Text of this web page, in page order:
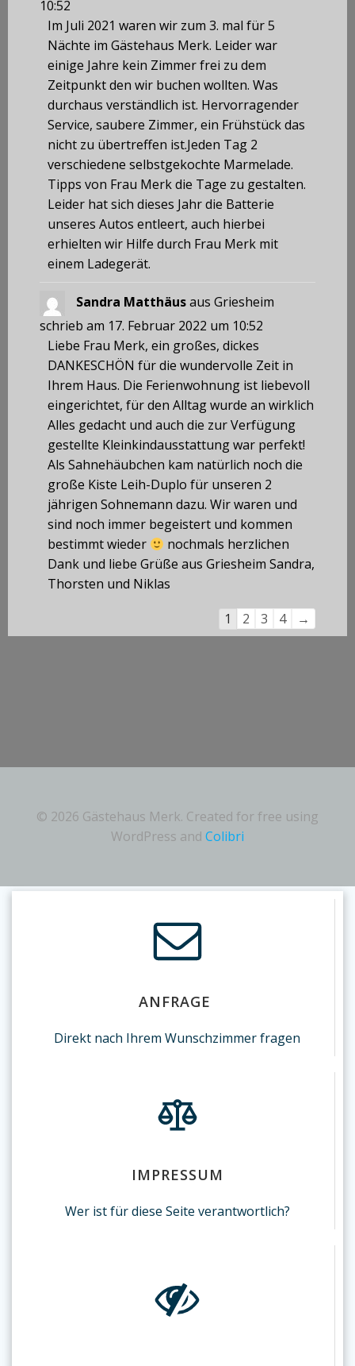
10:52
Im Juli 2021 waren wir zum 3. mal für 5
Nächte im Gästehaus Merk. Leider war
einige Jahre kein Zimmer frei zu dem
Zeitpunkt den wir buchen wollten. Was
durchaus verständlich ist. Hervorragender
Service, saubere Zimmer, ein Frühstück das
nicht zu übertreffen ist.Jeden Tag 2
verschiedene selbstgekochte Marmelade.
Tipps von Frau Merk die Tage zu gestalten.
Leider hat sich dieses Jahr die Batterie
unseres Autos entleert, auch hierbei
erhielten wir Hilfe durch Frau Merk mit
einem Ladegerät.
Sandra Matthäusaus Griesheim
schrieb am 17. Februar 2022 um 10:52
Liebe Frau Merk, ein großes, dickes
DANKESCHÖN für die wundervolle Zeit in
Ihrem Haus. Die Ferienwohnung ist liebevoll
eingerichtet, für den Alltag wurde an wirklich
Alles gedacht und auch die zur Verfügung
gestellte Kleinkindausstattung war perfekt!
Als Sahnehäubchen kam natürlich noch die
große Kiste Leih-Duplo für unseren 2
jährigen Sohnemann dazu. Wir waren und
sind noch immer begeistert und kommen
bestimmt wieder
nochmals herzlichen
Dank und liebe Grüße aus Griesheim Sandra,
Thorsten und Niklas
Navigation
der
1 2 3 4 →
© 2026 Gästehaus Merk. Created for free using
WordPress and Colibri
ANFRAGE
Direkt nach Ihrem Wunschzimmer fragen
IMPRESSUM
Wer ist für diese Seite verantwortlich?